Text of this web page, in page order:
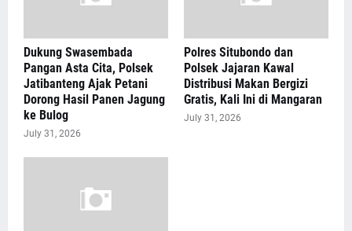
Dukung Swasembada
Pangan Asta Cita, Polsek
Jatibanteng Ajak Petani
Dorong Hasil Panen Jagung
ke Bulog
July 31, 2026
Polres Situbondo dan
Polsek Jajaran Kawal
Distribusi Makan Bergizi
Gratis, Kali Ini di Mangaran
July 31, 2026